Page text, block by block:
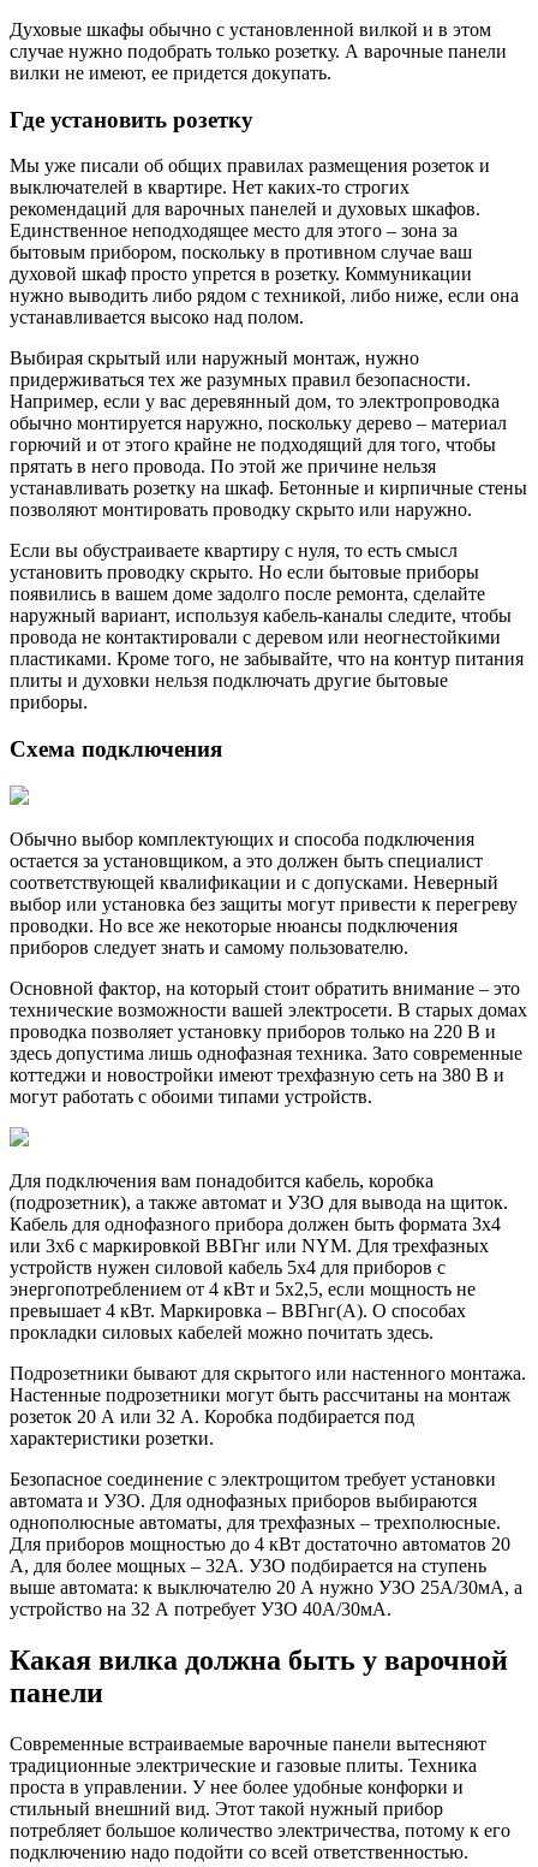
Духовые шкафы обычно с установленной вилкой и в этом
случае нужно подобрать только розетку. А варочные панели
вилки не имеют, ее придется докупать.
Где установить розетку
Мы уже писали об общих правилах размещения розеток и
выключателей в квартире. Нет каких-то строгих
рекомендаций для варочных панелей и духовых шкафов.
Единственное неподходящее место для этого – зона за
бытовым прибором, поскольку в противном случае ваш
духовой шкаф просто упрется в розетку. Коммуникации
нужно выводить либо рядом с техникой, либо ниже, если она
устанавливается высоко над полом.
Выбирая скрытый или наружный монтаж, нужно
придерживаться тех же разумных правил безопасности.
Например, если у вас деревянный дом, то электропроводка
обычно монтируется наружно, поскольку дерево – материал
горючий и от этого крайне не подходящий для того, чтобы
прятать в него провода. По этой же причине нельзя
устанавливать розетку на шкаф. Бетонные и кирпичные стены
позволяют монтировать проводку скрыто или наружно.
Если вы обустраиваете квартиру с нуля, то есть смысл
установить проводку скрыто. Но если бытовые приборы
появились в вашем доме задолго после ремонта, сделайте
наружный вариант, используя кабель-каналы следите, чтобы
провода не контактировали с деревом или неогнестойкими
пластиками. Кроме того, не забывайте, что на контур питания
плиты и духовки нельзя подключать другие бытовые
приборы.
Схема подключения
Обычно выбор комплектующих и способа подключения
остается за установщиком, а это должен быть специалист
соответствующей квалификации и с допусками. Неверный
выбор или установка без защиты могут привести к перегреву
проводки. Но все же некоторые нюансы подключения
приборов следует знать и самому пользователю.
Основной фактор, на который стоит обратить внимание – это
технические возможности вашей электросети. В старых домах
проводка позволяет установку приборов только на 220 В и
здесь допустима лишь однофазная техника. Зато современные
коттеджи и новостройки имеют трехфазную сеть на 380 В и
могут работать с обоими типами устройств.
Для подключения вам понадобится кабель, коробка
(подрозетник), а также автомат и УЗО для вывода на щиток.
Кабель для однофазного прибора должен быть формата 3х4
или 3х6 с маркировкой ВВГнг или NYM. Для трехфазных
устройств нужен силовой кабель 5х4 для приборов с
энергопотреблением от 4 кВт и 5х2,5, если мощность не
превышает 4 кВт. Маркировка – ВВГнг(А). О способах
прокладки силовых кабелей можно почитать здесь.
Подрозетники бывают для скрытого или настенного монтажа.
Настенные подрозетники могут быть рассчитаны на монтаж
розеток 20 А или 32 А. Коробка подбирается под
характеристики розетки.
Безопасное соединение с электрощитом требует установки
автомата и УЗО. Для однофазных приборов выбираются
однополюсные автоматы, для трехфазных – трехполюсные.
Для приборов мощностью до 4 кВт достаточно автоматов 20
А, для более мощных – 32А. УЗО подбирается на ступень
выше автомата: к выключателю 20 А нужно УЗО 25А/30мА, а
устройство на 32 А потребует УЗО 40А/30мА.
Какая вилка должна быть у варочной
панели
Современные встраиваемые варочные панели вытесняют
традиционные электрические и газовые плиты. Техника
проста в управлении. У нее более удобные конфорки и
стильный внешний вид. Этот такой нужный прибор
потребляет большое количество электричества, потому к его
подключению надо подойти со всей ответственностью.